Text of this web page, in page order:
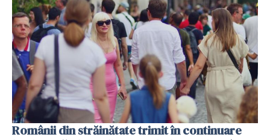
Românii din străinătate trimit în continuare